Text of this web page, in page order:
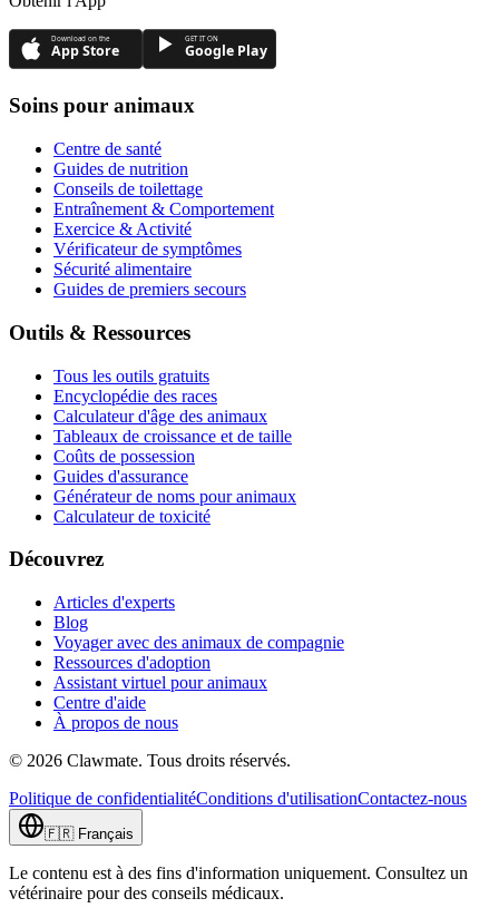
Download on the
App Store
GET IT ON
Google Play
Soins pour animaux
Centre de santé
Guides de nutrition
Conseils de toilettage
Entraînement & Comportement
Exercice & Activité
Vérificateur de symptômes
Sécurité alimentaire
Guides de premiers secours
Outils & Ressources
Tous les outils gratuits
Encyclopédie des races
Calculateur d'âge des animaux
Tableaux de croissance et de taille
Coûts de possession
Guides d'assurance
Générateur de noms pour animaux
Calculateur de toxicité
Découvrez
Articles d'experts
Blog
Voyager avec des animaux de compagnie
Ressources d'adoption
Assistant virtuel pour animaux
Centre d'aide
À propos de nous
© 2026 Clawmate. Tous droits réservés.
Politique de confidentialitéConditions d'utilisationContactez-nous
🇫🇷 Français
Le contenu est à des fins d'information uniquement. Consultez un
vétérinaire pour des conseils médicaux.